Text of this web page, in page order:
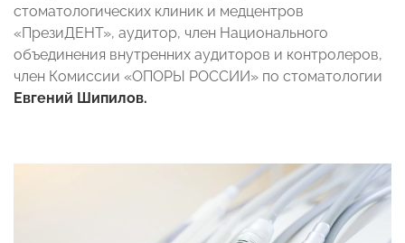
стоматологических клиник и медцентров
«ПрезиДЕНТ», аудитор, член Национального
объединения внутренних аудиторов и контролеров,
член Комиссии «ОПОРЫ РОССИИ» по стоматологии
Евгений Шипилов.